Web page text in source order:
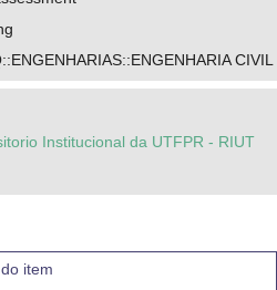
CIVIL
Institucional da UTFPR - RIUT
item